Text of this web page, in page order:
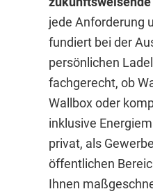
jede Anforderung
fundiert bei der
persönlichen
fachgerecht, ob
Wallbox oder
inklusive
privat, als
öffentlichen
Ihnen